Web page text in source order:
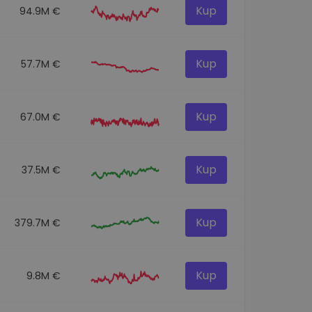
94.9M € Kup
57.7M € Kup
67.0M € Kup
37.5M € Kup
379.7M € Kup
9.8M € Kup